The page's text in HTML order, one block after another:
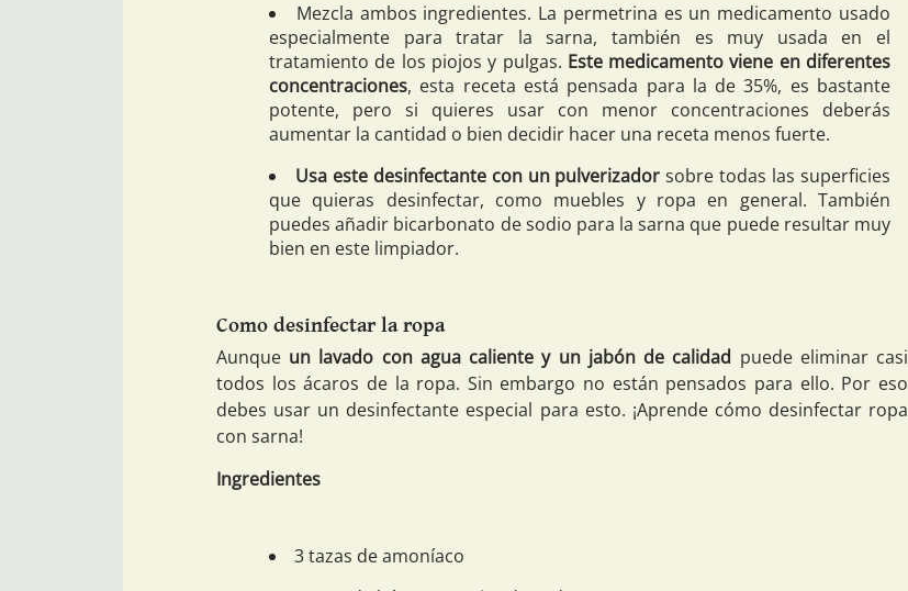
Mezcla ambos ingredientes. La permetrina es un medicamento usado
especialmente para tratar la sarna, también es muy usada en el
tratamiento de los piojos y pulgas. Este medicamento viene en diferentes
concentraciones, esta receta está pensada para la de 35%, es bastante
potente, pero si quieres usar con menor concentraciones deberás
aumentar la cantidad o bien decidir hacer una receta menos fuerte.
Usa este desinfectante con un pulverizador sobre todas las superficies
que quieras desinfectar, como muebles y ropa en general. También
puedes añadir bicarbonato de sodio para la sarna que puede resultar muy
bien en este limpiador.
Como desinfectar la ropa
Aunque un lavado con agua caliente y un jabón de calidad puede eliminar casi
todos los ácaros de la ropa. Sin embargo no están pensados para ello. Por eso
debes usar un desinfectante especial para esto. ¡Aprende cómo desinfectar ropa
con sarna!
Ingredientes
3 tazas de amoníaco